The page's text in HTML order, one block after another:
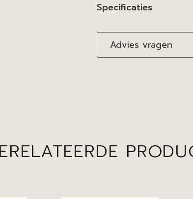
Specificaties
Advies vragen